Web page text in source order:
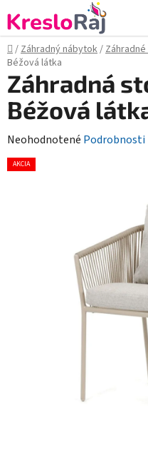
na
obsah
Domov
/Záhradný nábytok/
Béžová látka
Záhradná
Béžová
Priemerné
hodnotenie
Neohodnotené
AKCIA